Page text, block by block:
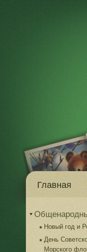
Главная
Новый год и
День
Морского